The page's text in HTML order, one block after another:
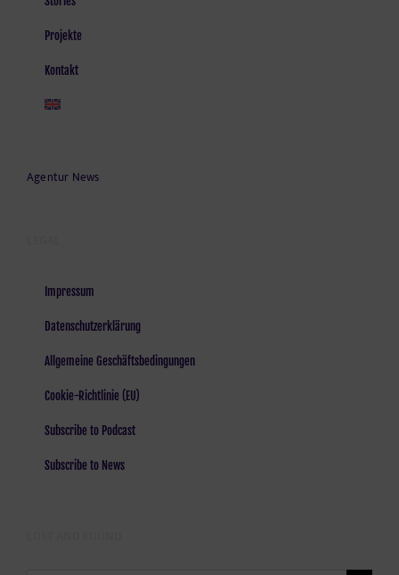
Projekte
Kontakt
Agentur News
Impressum
Datenschutzerklärung
Allgemeine Geschäftsbedingungen
Cookie-Richtlinie (EU)
Subscribe to Podcast
Subscribe to News